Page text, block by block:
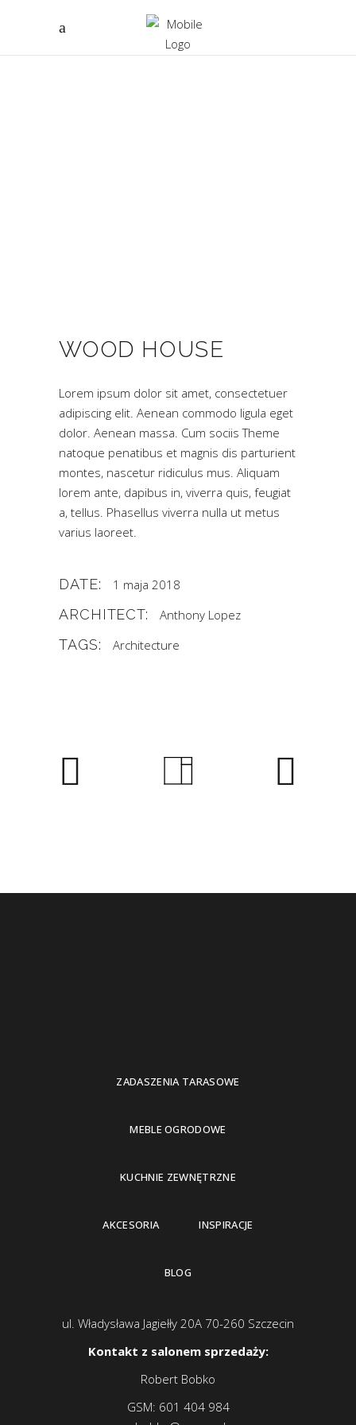
WOOD HOUSE
Lorem ipsum dolor sit amet, consectetuer
adipiscing elit. Aenean commodo ligula eget
dolor. Aenean massa. Cum sociis Theme
natoque penatibus et magnis dis parturient
montes, nascetur ridiculus mus. Aliquam
lorem ante, dapibus in, viverra quis, feugiat
a, tellus. Phasellus viverra nulla ut metus
varius laoreet.
DATE: 1 maja 2018
ARCHITECT: Anthony Lopez
TAGS: Architecture
ZADASZENIA TARASOWE
MEBLE OGRODOWE
KUCHNIE ZEWNĘTRZNE
AKCESORIA INSPIRACJE
BLOG
ul. Władysława Jagiełły 20A 70-260 Szczecin
Kontakt z salonem sprzedaży:
Robert Bobko
GSM: 601 404 984